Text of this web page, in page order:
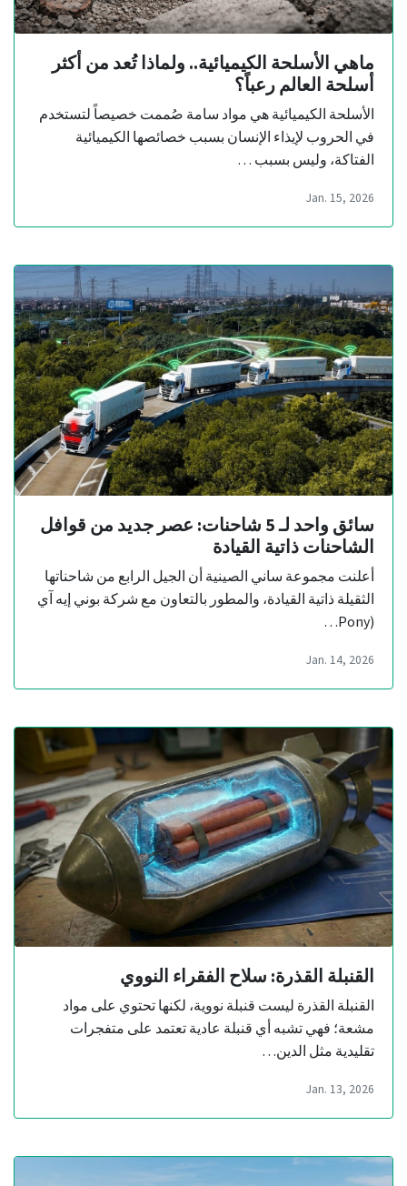
ماهي الأسلحة الكيميائية.. ولماذا تُعد من أكثر
أسلحة العالم رعباً؟
الأسلحة الكيميائية هي مواد سامة صُممت خصيصاً لتستخدم
في الحروب لإيذاء الإنسان بسبب خصائصها الكيميائية
الفتاكة، وليس بسبب …
Jan. 15, 2026
سائق واحد لـ 5 شاحنات: عصر جديد من قوافل
الشاحنات ذاتية القيادة
أعلنت مجموعة ساني الصينية أن الجيل الرابع من شاحناتها
الثقيلة ذاتية القيادة، والمطور بالتعاون مع شركة بوني إيه آي
(Pony…
Jan. 14, 2026
القنبلة القذرة: سلاح الفقراء النووي
القنبلة القذرة ليست قنبلة نووية، لكنها تحتوي على مواد
مشعة؛ فهي تشبه أي قنبلة عادية تعتمد على متفجرات
تقليدية مثل الدين…
Jan. 13, 2026